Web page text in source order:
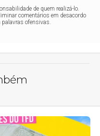
de quem realizá-lo.
comentários em desacordo
ofensivas.